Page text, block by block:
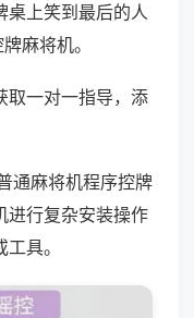
桌上笑到最后的人
麻将机。
取一对一指导，添
通麻将机程序控牌
进行复杂安装操作
具。